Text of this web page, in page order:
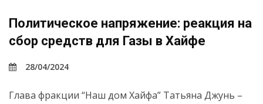
Политическое напряжение: реакция на
сбор средств для Газы в Хайфе
28/04/2024
Глава фракции “Наш дом Хайфа” Татьяна Джунь –